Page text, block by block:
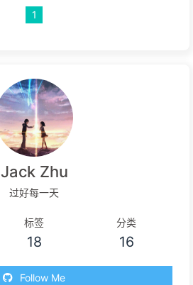
1
Jack Zhu
过好每一天
标签
18
分类
16
Follow Me